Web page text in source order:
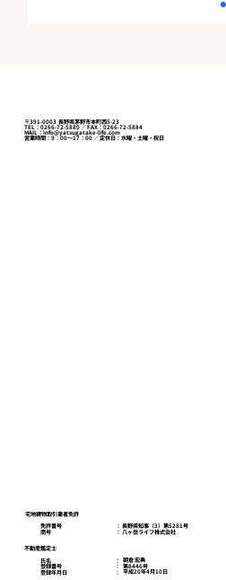
ガラガラの百貨店
宅地建物取引業者免許
免許番号
​： 長野県知事（3）第5281号
商号 ​： 八ヶ岳ライフ株式会社
不動産鑑定士
氏名
朝倉 宏典
：
登録番号 第8446号
：
登録年月日 平成20年4月10日
：
〒391-0003 長野県茅野市本町西5-23
TEL：0266-72-5880 ／ FAX：0266-72-5884
MAIL：info@yatsugatake-life.com
営業時間：9：00～17：00 ／ 定休日：水曜・土曜・祝日